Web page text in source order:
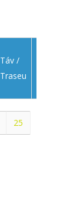
Táv /
Traseu
25